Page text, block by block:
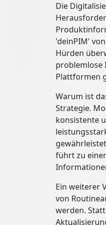
Die
'deinPIM'
Hürden
problemlose
Plattformen
Warum ist
Strategie.
konsistente
führt zu
Ein weiterer
von
werden.